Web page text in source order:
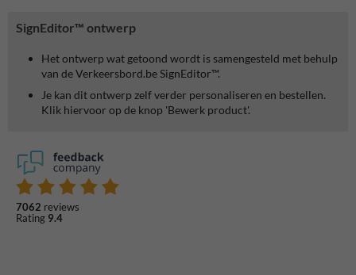
SignEditor™ ontwerp
Het ontwerp wat getoond wordt is samengesteld met behulp
van de Verkeersbord.be SignEditor™.
Je kan dit ontwerp zelf verder personaliseren en bestellen.
Klik hiervoor op de knop 'Bewerk product'.
7062 reviews
Rating 9.4